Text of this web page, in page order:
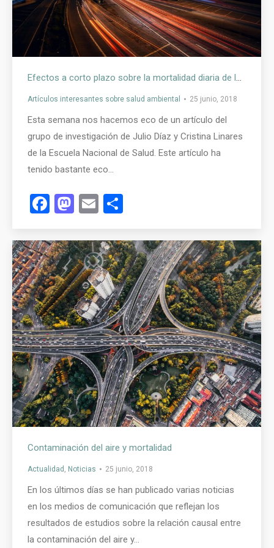
Efectos a corto plazo sobre la mortalidad diaria de la exposición a NO2 en las ciudades españolas
Artículos interesantes sobre salud ambiental 25 junio, 2018
Esta semana nos hacemos eco de un artículo del
grupo de investigación de Julio Díaz y Cristina Linares
de la Escuela Nacional de Salud. Este artículo ha
tenido bastante eco…
Facebook
Mastodon
Email
Contaminación del aire y mortalidad
Actualidad Noticias 25 junio, 2018
En los últimos días se han publicado varias noticias
en los medios de comunicación que reflejan los
resultados de estudios sobre la relación causal entre
la contaminación del aire y…